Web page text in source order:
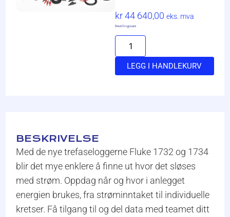
kr44 640,00 eks. mva
Bestillingsvare
LEGG I HANDLEKURV
BESKRIVELSE
Med de nye trefaseloggerne Fluke 1732 og 1734
blir det mye enklere å finne ut hvor det sløses
med strøm. Oppdag når og hvor i anlegget
energien brukes, fra strøminntaket til individuelle
kretser. Få tilgang til og del data med teamet ditt